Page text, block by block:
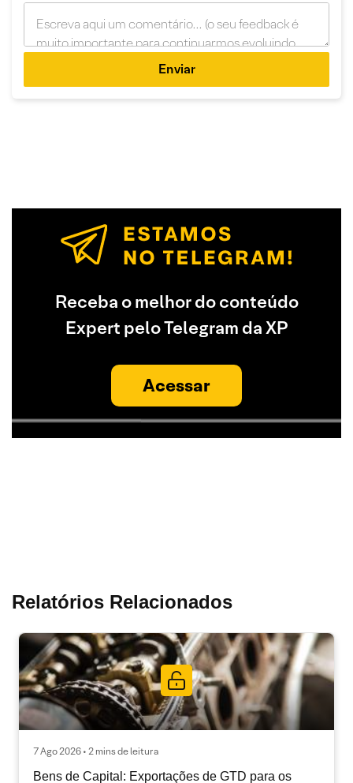
Enviar
Receba o melhor do conteúdo
Expert pelo Telegram da XP
Acessar
Relatórios Relacionados
7 Ago 2026 • 2 mins de leitura
Bens de Capital: Exportações de GTD para os